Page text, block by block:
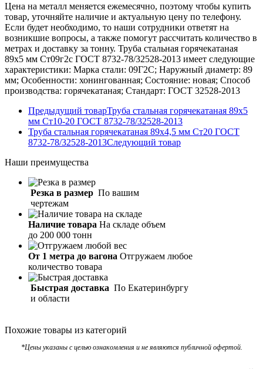
Цена на металл меняется ежемесячно, поэтому чтобы купить
товар, уточняйте наличие и актуальную цену по телефону.
Если будет необходимо, то наши сотрудники ответят на
возникшие вопросы, а также помогут рассчитать количество в
метрах и доставку за тонну. Труба стальная горячекатаная
89х5 мм Ст09г2с ГОСТ 8732-78/32528-2013 имеет следующие
характеристики: Марка стали: 09Г2С; Наружный диаметр: 89
мм; Особенности: хонингованная; Состояние: новая; Способ
производства: горячекатаная; Стандарт: ГОСТ 32528-2013
Предыдущий товарТруба стальная горячекатаная 89х5
мм Ст10-20 ГОСТ 8732-78/32528-2013
Труба стальная горячекатаная 89х4,5 мм Ст20 ГОСТ
8732-78/32528-2013Следующий товар
Наши преимущества
Резка в размер По вашим
чертежам
Наличие товара На складе объем
до 200 000 тонн
От 1 метра до вагона Отгружаем любое
количество товара
Быстрая доставка По Екатеринбургу
и области
Похожие товары из категорий
*Цены указаны с целью ознакомления и не являются публичной офертой.